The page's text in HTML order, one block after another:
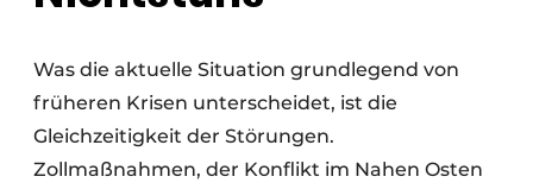
Was die aktuelle Situation grundlegend von
früheren Krisen unterscheidet, ist die
Gleichzeitigkeit der Störungen.
Zollmaßnahmen, der Konflikt im Nahen Osten